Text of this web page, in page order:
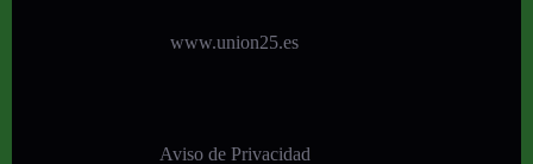
www.union25.es
Aviso de Privacidad